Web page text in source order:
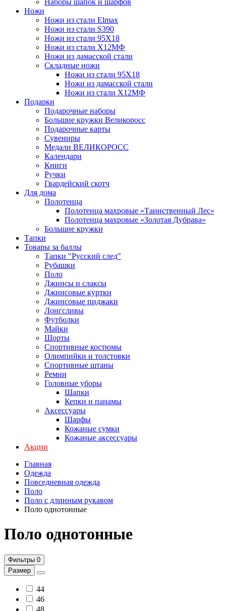
Наборы шапок и шарфов
Ножи
Ножи из стали Elmax
Ножи из стали S390
Ножи из стали 95X18
Ножи из стали Х12МФ
Ножи из дамасской стали
Складные ножи
Ножи из стали 95X18
Ножи из дамасской стали
Ножи из стали Х12МФ
Подарки
Подарочные наборы
Большие кружки Великоросс
Подарочные карты
Сувениры
Медали ВЕЛИКОРОСС
Календари
Книги
Ручки
Гвардейский скотч
Для дома
Полотенца
Полотенца махровые «Таинственный Лес»
Полотенца махровые «Золотая Дубрава»
Большие кружки
Тапки
Товары за баллы
Тапки "Русский след"
Рубашки
Поло
Джинсы и слаксы
Джинсовые куртки
Джинсовые пиджаки
Лонгсливы
Футболки
Майки
Шорты
Спортивные костюмы
Олимпийки и толстовки
Спортивные штаны
Ремни
Головные уборы
Шапки
Кепки и панамы
Аксессуары
Шарфы
Кожаные сумки
Кожаные аксессуары
Акции
Главная
Одежда
Повседневная одежда
Поло
Поло с длинным рукавом
Поло однотонные
Поло однотонные
Фильтры 0
Размер
44
46
48